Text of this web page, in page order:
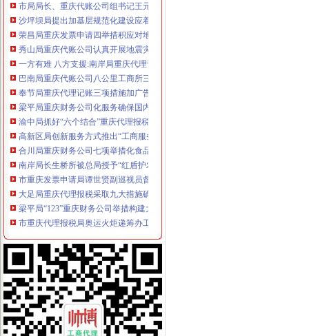
沙坪坝局提出加基层规范化建设应着力从树立“四种意识”重庆发票申请上下功夫
荣昌局重庆发票申请四举措积应对地震危害
秀山局重庆代账公司认真开展地震灾后稳定工作
一方有难 八方支援:南岸局重庆代理记账向梁平局紧急捐款2万元
巴南局重庆代账公司八公里工商所三注重开展逾期未验照清理整见成效
奉节局重庆代理记账三项措施加广告监管工作
梁平局重庆财务公司化服务确保国内大一家竹材企业顺利开工
渝中局抓好“六个结合”重庆代理报税食品质量监测分析会受到企业好评
高新区局创新服务方式推出“工商服务引导台”重庆公司注销
合川局重庆财务公司七项举措化食品安全监管成效显著
南岸局长生桥所被总局授予“红盾护农”重庆财务公司先进单位称号
市重庆发票申请局谭世贤副巡视员督查大渡口区奥运期间食品安全工作
大足局重庆代理报税采取九大措施确保奥运期间食品安全
梁平局“123”重庆财务公司举措构建大外宣工作格局
市重庆代理报税局奥运火炬递筹办工作获市委市通报表彰
綦江县四措并举摘掉“销重灾区帽子”重庆财务公司
垫江局重庆公司注销造产业培训农村经纪人
市重庆分公司注册局举办期新闻报道骨干培训班
南川局重庆代账公司加击销宣攻势收效明显
重庆仲裁委员会工商系统合同仲裁调解院正式挂牌成立
高新区局重庆进出口权企业网上年检率突破30%
梁平局“三抓三促”重庆分公司注册上半年工作取得新进展
九龙坡局重庆公司注销三项措施加固定形式印刷品广告监管